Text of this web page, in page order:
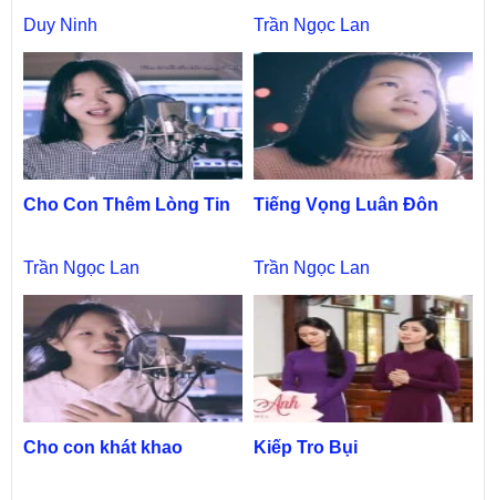
Duy Ninh Trần Ngọc Lan
Cho Con Thêm Lòng Tin
Trần Ngọc Lan
Tiếng Vọng Luân Đôn
Trần Ngọc Lan
Cho con khát khao Kiếp Tro Bụi